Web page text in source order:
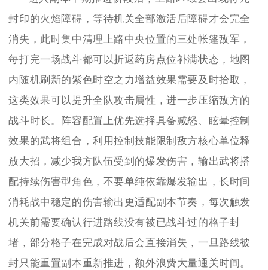
封印的火焰障碍，等待机关全部激活后障碍才会完全
消失，此时集中清理上路中央位置的三处帐篷敌军，
每打完一场战斗都可以折返药房点位补满状态，地图
内随机刷新的紫色时空之力增益效果需要及时拾取，
这类效果可以提升全队攻击属性，进一步压缩敌方的
战斗时长。阵容配置上优先选择具备减怒、眩晕控制
效果的武将组合，利用控制技能限制敌方核心单位释
放大招，减少我方队伍受到的爆发伤害，输出武将搭
配持续伤害型角色，不要单纯依靠爆发输出，长时间
消耗战中稳定的伤害输出更适配副本节奏，每次触发
机关前需要确认行进路线没有被已战斗过的格子封
堵，部分格子在完成对战后会直接消失，一旦路线被
封只能重置副本重新推进，额外浪费大量通关时间。